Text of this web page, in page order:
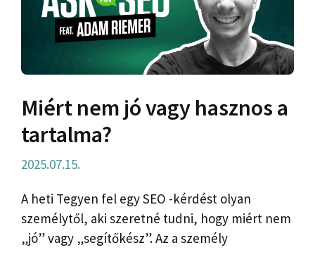
Miért nem jó vagy hasznos a
tartalma?
2025.07.15.
A heti Tegyen fel egy SEO -kérdést olyan
személytől, aki szeretné tudni, hogy miért nem
„jó” vagy „segítőkész”. Az a személy